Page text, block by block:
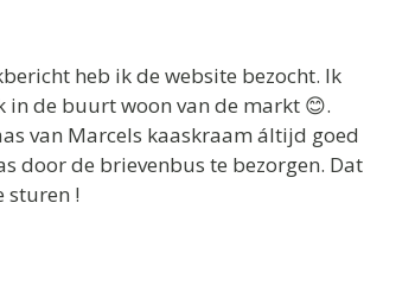
heb ik de website bezocht. Ik
in de buurt woon van de markt 😊.
van Marcels kaaskraam áltijd goed
door de brievenbus te bezorgen. Dat
sturen !